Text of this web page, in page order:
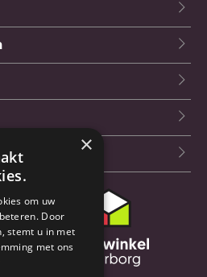
×
om uw
Door
stemt u in met
met ons